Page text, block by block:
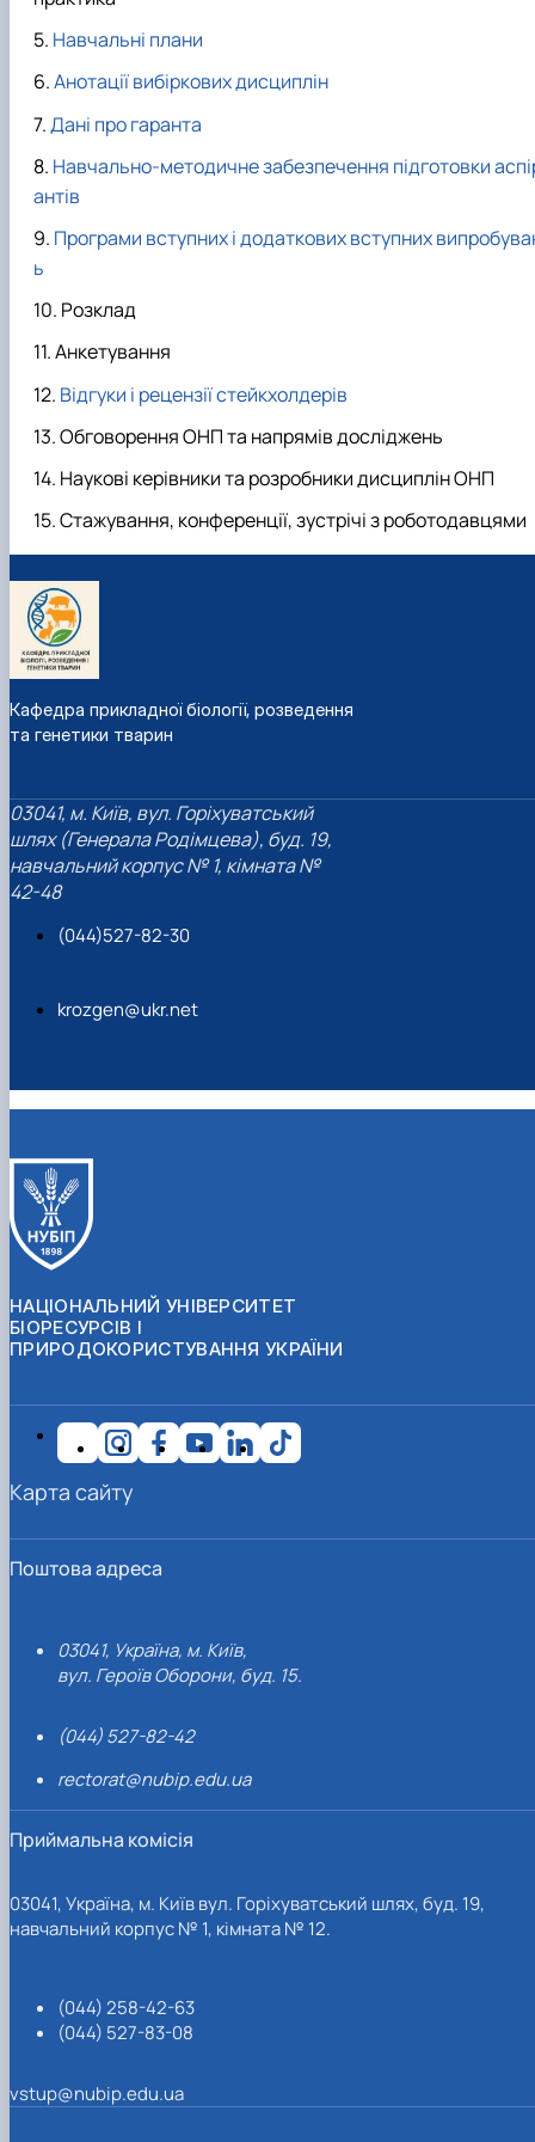
Навчальні плани
Анотації вибіркових дисциплін
Дані про гаранта
Навчально-методичне забезпечення підготовки
антів
Програми вступних і додаткових вступних
ь
Розклад
Анкетування
Відгуки і рецензії стейкхолдерів
Обговорення ОНП та напрямів досліджень
Наукові керівники та розробники дисциплін ОНП
Стажування, конференції, зустрічі з роботодавцями
Кафедра прикладної біології, розведення
та генетики тварин
03041, м. Київ, вул. Горіхуватський
шлях (Генерала Родімцева), буд. 19,
навчальний корпус № 1, кімната №
42-48
(044)527-82-30
krozgen@ukr.net
НАЦІОНАЛЬНИЙ УНІВЕРСИТЕТ
БІОРЕСУРСІВ І
ПРИРОДОКОРИСТУВАННЯ УКРАЇНИ
Поштова адреса
03041, Україна, м. Київ,
вул. Героїв Оборони, буд. 15.
(044) 527-82-42
rectorat@nubip.edu.ua
Приймальна комісія
03041, Україна, м. Київ вул. Горіхуватський шлях, буд. 19,
навчальний корпус № 1, кімната № 12.
(044) 258-42-63
(044) 527-83-08
vstup@nubip.edu.ua
Карта сайту